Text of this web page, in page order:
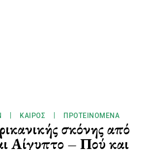
ΚΑΙΡΌΣ ΠΡΟΤΕΙΝΌΜΕΝΑ
σκόνης από
Αίγυπτο – Πού και